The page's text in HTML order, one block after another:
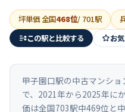
坪単価 全国468位/ 701駅
この駅と比較する
お
甲子園口駅の中古マンシ
で、2021年から2025年に
価は全国703駅中469位と